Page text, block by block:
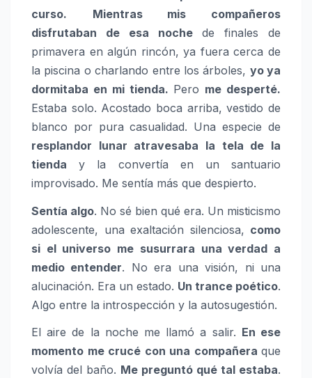
curso.
Mientras mis compañeros
disfrutaban de esa nochede finales de
primavera en algún rincón, ya fuera cerca de
la piscina o charlando entre los árboles, yo ya
dormitaba en mi tienda. Pero me desperté.
Estaba solo. Acostado boca arriba, vestido de
blanco por pura casualidad. Una especie de
resplandor lunar atravesaba la tela de la
tienda y la convertía en un santuario
improvisado. Me sentía más que despierto.
Sentía algo. No sé bien qué era. Un misticismo
adolescente, una exaltación silenciosa, como
si el universo me susurrara una verdad a
medio entender. No era una visión, ni una
alucinación. Era un estado. Un trance poético.
Algo entre la introspección y la autosugestión.
El aire de la noche me llamó a salir. En ese
momento me crucé con una compañera que
volvía del baño. Me preguntó qué tal estaba.